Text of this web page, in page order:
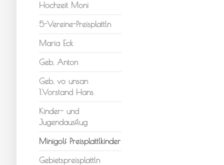
Hochzeit Moni
5-Vereine-Preisplattln
Maria Eck
Geb. Anton
Geb. vo unsan
1.Vorstand Hans
Kinder- und
Jugendausflug
Minigolf Preisplattlkinder
Gebietspreisplattln